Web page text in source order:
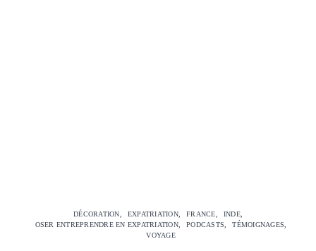
DÉCORATION EXPATRIATION FRANCE
INDE
OSER ENTREPRENDRE EN EXPATRIATION
PODCASTS
TÉMOIGNAGES
VOYAGE